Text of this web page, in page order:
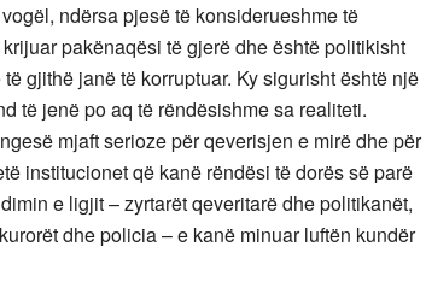
ndërsa pjesë të konsiderueshme të
pakënaqësi të gjerë dhe është politikisht
gjithë janë të korruptuar. Ky sigurisht është një
të jenë po aq të rëndësishme sa realiteti.
mjaft serioze për qeverisjen e mirë dhe për
institucionet që kanë rëndësi të dorës së parë
e ligjit – zyrtarët qeveritarë dhe politikanët,
dhe policia – e kanë minuar luftën kundër